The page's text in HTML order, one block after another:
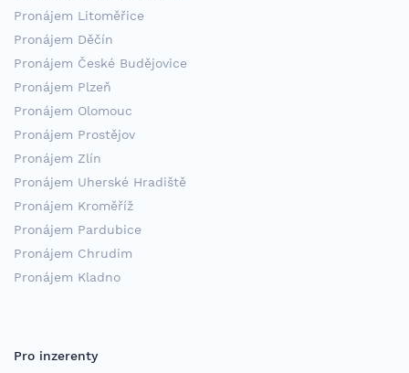
Pronájem Litoměřice
Pronájem Děčín
Pronájem České Budějovice
Pronájem Plzeň
Pronájem Olomouc
Pronájem Prostějov
Pronájem Zlín
Pronájem Uherské Hradiště
Pronájem Kroměříž
Pronájem Pardubice
Pronájem Chrudim
Pronájem Kladno
Pro inzerenty